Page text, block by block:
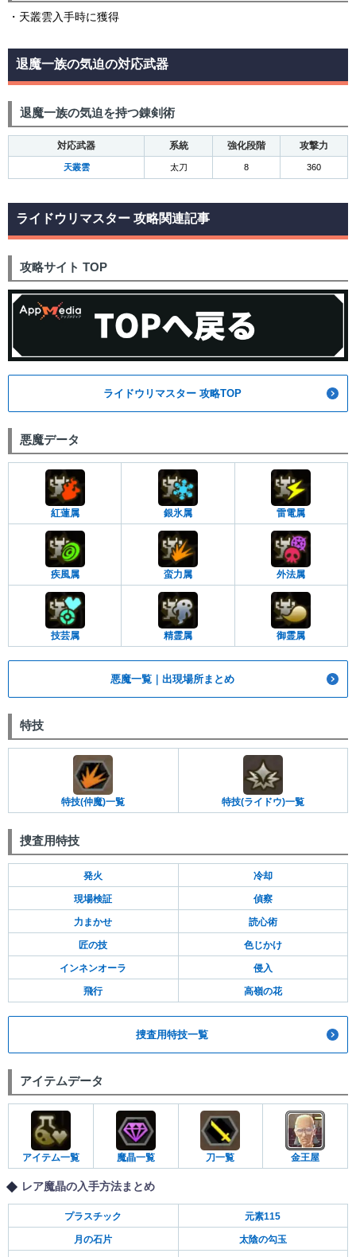
・天叢雲入手時に獲得
退魔一族の気迫の対応武器
退魔一族の気迫を持つ錬剣術
対応武器 系統 強化段階 攻撃力
天叢雲 太刀 8 360
ライドウリマスター 攻略関連記事
攻略サイト TOP
ライドウリマスター 攻略TOP
悪魔データ
紅蓮属 銀氷属 雷電属
疾風属 蛮力属 外法属
技芸属 精霊属 御霊属
悪魔一覧｜出現場所まとめ
特技
特技(仲魔)一覧 特技(ライドウ)一覧
捜査用特技
発火 冷却
現場検証 偵察
力まかせ 読心術
匠の技 色じかけ
インネンオーラ 侵入
飛行 高嶺の花
捜査用特技一覧
アイテムデータ
アイテム一覧 魔晶一覧 刀一覧 金王屋
レア魔晶の入手方法まとめ
プラスチック 元素115
月の石片 太陰の勾玉